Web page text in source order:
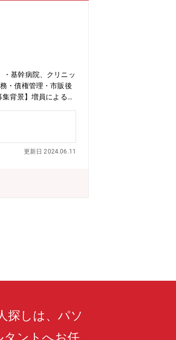
・基幹病院、クリニッ
・債権管理・市販後
背景】増員による部
更新日 2024.06.11
探しは、パソ